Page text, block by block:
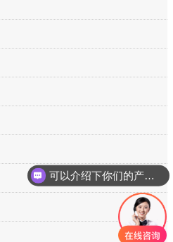
可以介绍下你们的产品么